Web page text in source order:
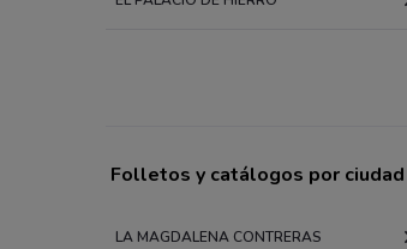
Folletos y catálogos por ciudad
LA MAGDALENA CONTRERAS